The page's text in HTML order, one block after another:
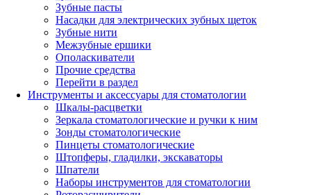
Зубные пасты
Насадки для электрических зубных щеток
Зубные нити
Межзубные ершики
Ополаскиватели
Прочие средства
Перейти в раздел
Инструменты и аксессуары для стоматологии
Шкалы-расцветки
Зеркала стоматологические и ручки к ним
Зонды стоматологические
Пинцеты стоматологические
Штопферы, гладилки, экскаваторы
Шпатели
Наборы инструментов для стоматологии